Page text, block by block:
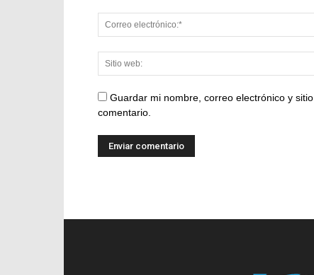
Guardar mi nombre, correo electrónico y
comentario.